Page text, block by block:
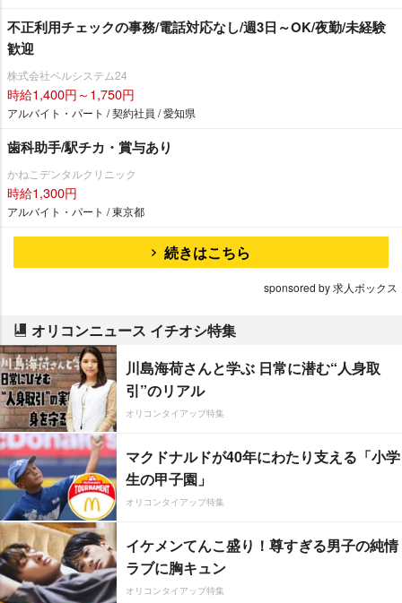
不正利用チェックの事務/電話対応なし/週3日～OK/夜勤/未経験
歓迎
株式会社ベルシステム24
時給1,400円～1,750円
アルバイト・パート / 契約社員 / 愛知県
歯科助手/駅チカ・賞与あり
かねこデンタルクリニック
時給1,300円
アルバイト・パート / 東京都
続きはこちら
sponsored by 求人ボックス
オリコンニュース イチオシ特集
川島海荷さんと学ぶ 日常に潜む“人身取
引”のリアル
オリコンタイアップ特集
マクドナルドが40年にわたり支える「小学
生の甲子園」
オリコンタイアップ特集
イケメンてんこ盛り！尊すぎる男子の純情
ラブに胸キュン
オリコンタイアップ特集